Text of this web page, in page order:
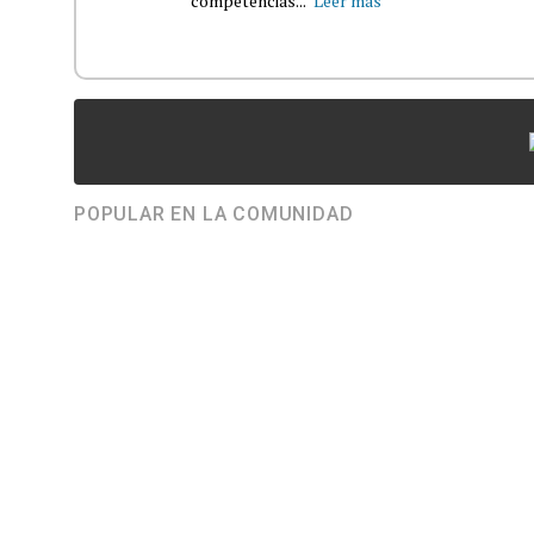
POPULAR EN LA COMUNIDAD